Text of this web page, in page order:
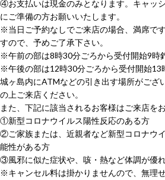
④お支払いは現金のみとなります。キャッ
にご準備の方お願いいたします。
※当日ご予約なしでご来店の場合、満席で
すので、予めご了承下さい。
※午前の部は8時30分ごろから受付開始9時
※午後の部は12時30分ごろから受付開始13
城ヶ島内にATMなどの引き出す場所がござ
の上ご来店ください。
また、下記に該当されるお客様はご来店を
①新型コロナウイルス陽性反応のある方
②ご家族または、近親者など新型コロナウ
能性がある方
③風邪に似た症状や、咳・熱など体調が優
※キャンセル料は掛かりませんので、無理